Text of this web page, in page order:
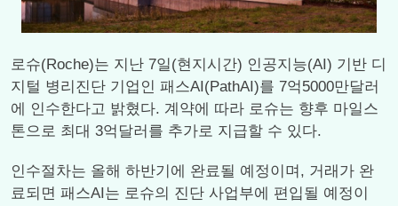
로슈(Roche)는 지난 7일(현지시간) 인공지능(AI) 기반 디
지털 병리진단 기업인 패스AI(PathAI)를 7억5000만달러
에 인수한다고 밝혔다. 계약에 따라 로슈는 향후 마일스
톤으로 최대 3억달러를 추가로 지급할 수 있다.
인수절차는 올해 하반기에 완료될 예정이며, 거래가 완
료되면 패스AI는 로슈의 진단 사업부에 편입될 예정이